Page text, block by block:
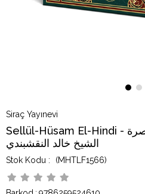
Siraç Yayınevi
Sellül-Hüsam El-Hindi - سل الحسام الهندي لنصرة
الشيخ خالد النقشبندي
(MHTLF1566)